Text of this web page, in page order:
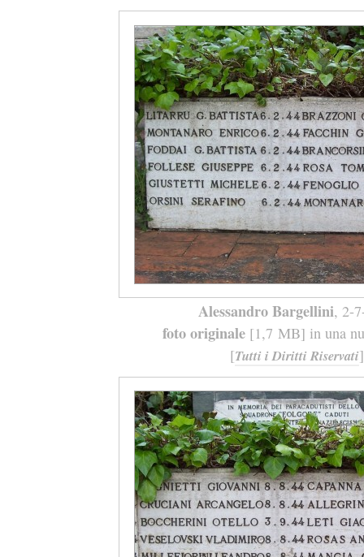
Alessandro Bargellini, 2-
foto originale[1,7 MB] in una
[Tutti i Diritti Riservati]